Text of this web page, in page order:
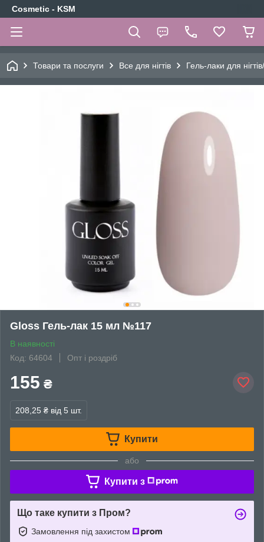
Cosmetic - KSM
Товари та послуги Все для нігтів Гель-лаки для
Gloss Гель-лак 15 мл №117
В наявності
Код: 64604
Опт і роздріб
155 ₴
208,25 ₴ від 5 шт.
Купити
або
Купити з
Що таке купити з Пром?
Замовлення під захистом